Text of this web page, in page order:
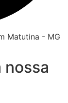
Matutina - MG